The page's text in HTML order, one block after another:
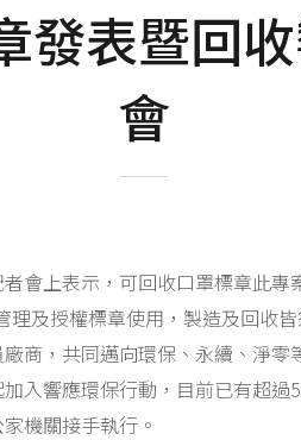
發表暨回
會
會上表示，可回收口罩標章此
及授權標章使用，製造及回收
商，共同邁向環保、永續、淨
入響應環保行動，目前已有超
機關接手執行。